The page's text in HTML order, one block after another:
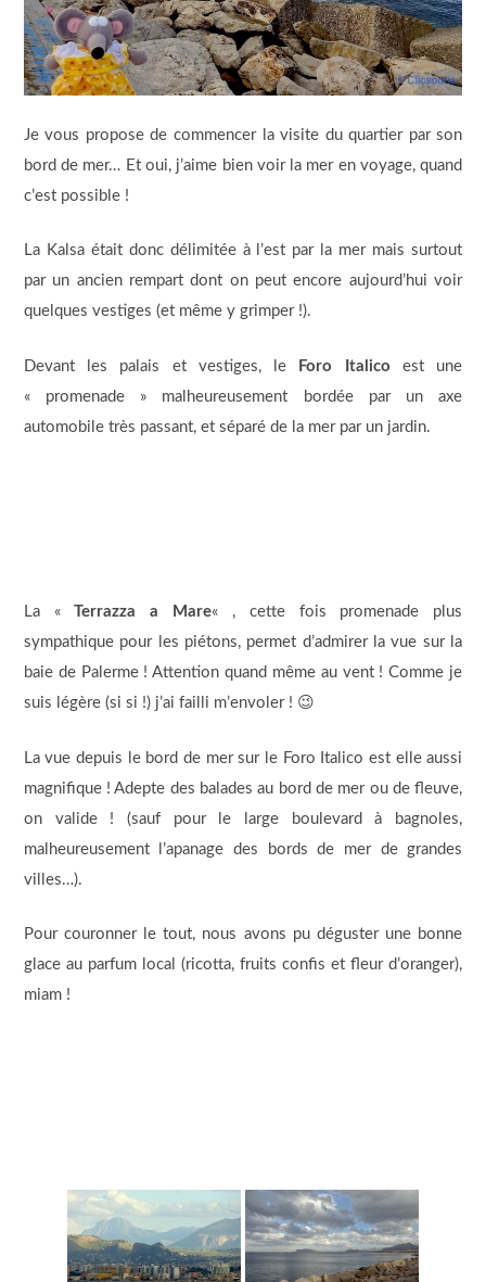
Je vous propose de commencer la visite du quartier par son
bord de mer… Et oui, j’aime bien voir la mer en voyage, quand
c’est possible !
La Kalsa était donc délimitée à l’est par la mer mais surtout
par un ancien rempart dont on peut encore aujourd’hui voir
quelques vestiges (et même y grimper !).
Devant les palais et vestiges, le Foro Italico est une
« promenade » malheureusement bordée par un axe
automobile très passant, et séparé de la mer par un jardin.
La «Terrazza a Mare« , cette fois promenade plus
sympathique pour les piétons, permet d’admirer la vue sur la
baie de Palerme ! Attention quand même au vent ! Comme je
suis légère (si si !) j’ai failli m’envoler ! 😉
La vue depuis le bord de mer sur le Foro Italico est elle aussi
magnifique ! Adepte des balades au bord de mer ou de fleuve,
on valide ! (sauf pour le large boulevard à bagnoles,
malheureusement l’apanage des bords de mer de grandes
villes…).
Pour couronner le tout, nous avons pu déguster une bonne
glace au parfum local (ricotta, fruits confis et fleur d’oranger),
miam !